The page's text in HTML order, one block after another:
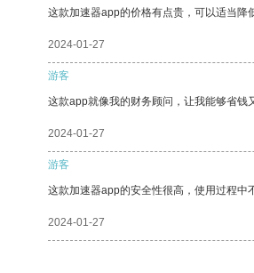
这款加速器app的价格有点贵，可以适当降
2024-01-27
游客
这款app就像我的财务顾问，让我能够省钱
2024-01-27
游客
这款加速器app的安全性很高，使用过程中
2024-01-27